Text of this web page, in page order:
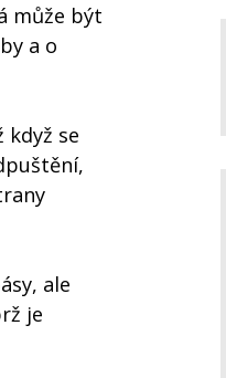
může být
a o
když se
ale
je